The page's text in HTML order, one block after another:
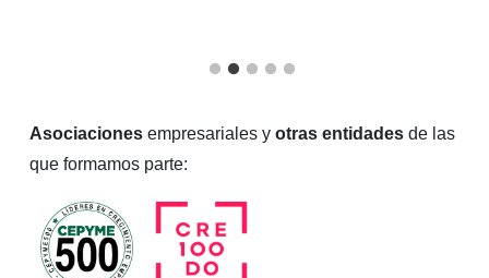
Asociaciones empresariales y otras entidades de las
que formamos parte: